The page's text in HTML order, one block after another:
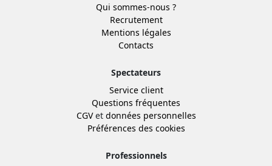
Qui sommes-nous ?
Recrutement
Mentions légales
Contacts
Spectateurs
Service client
Questions fréquentes
CGVet données personnelles
Préférences des cookies
Professionnels